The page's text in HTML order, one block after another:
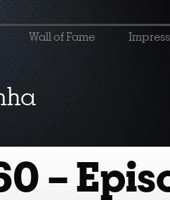
Wall of Fame
–